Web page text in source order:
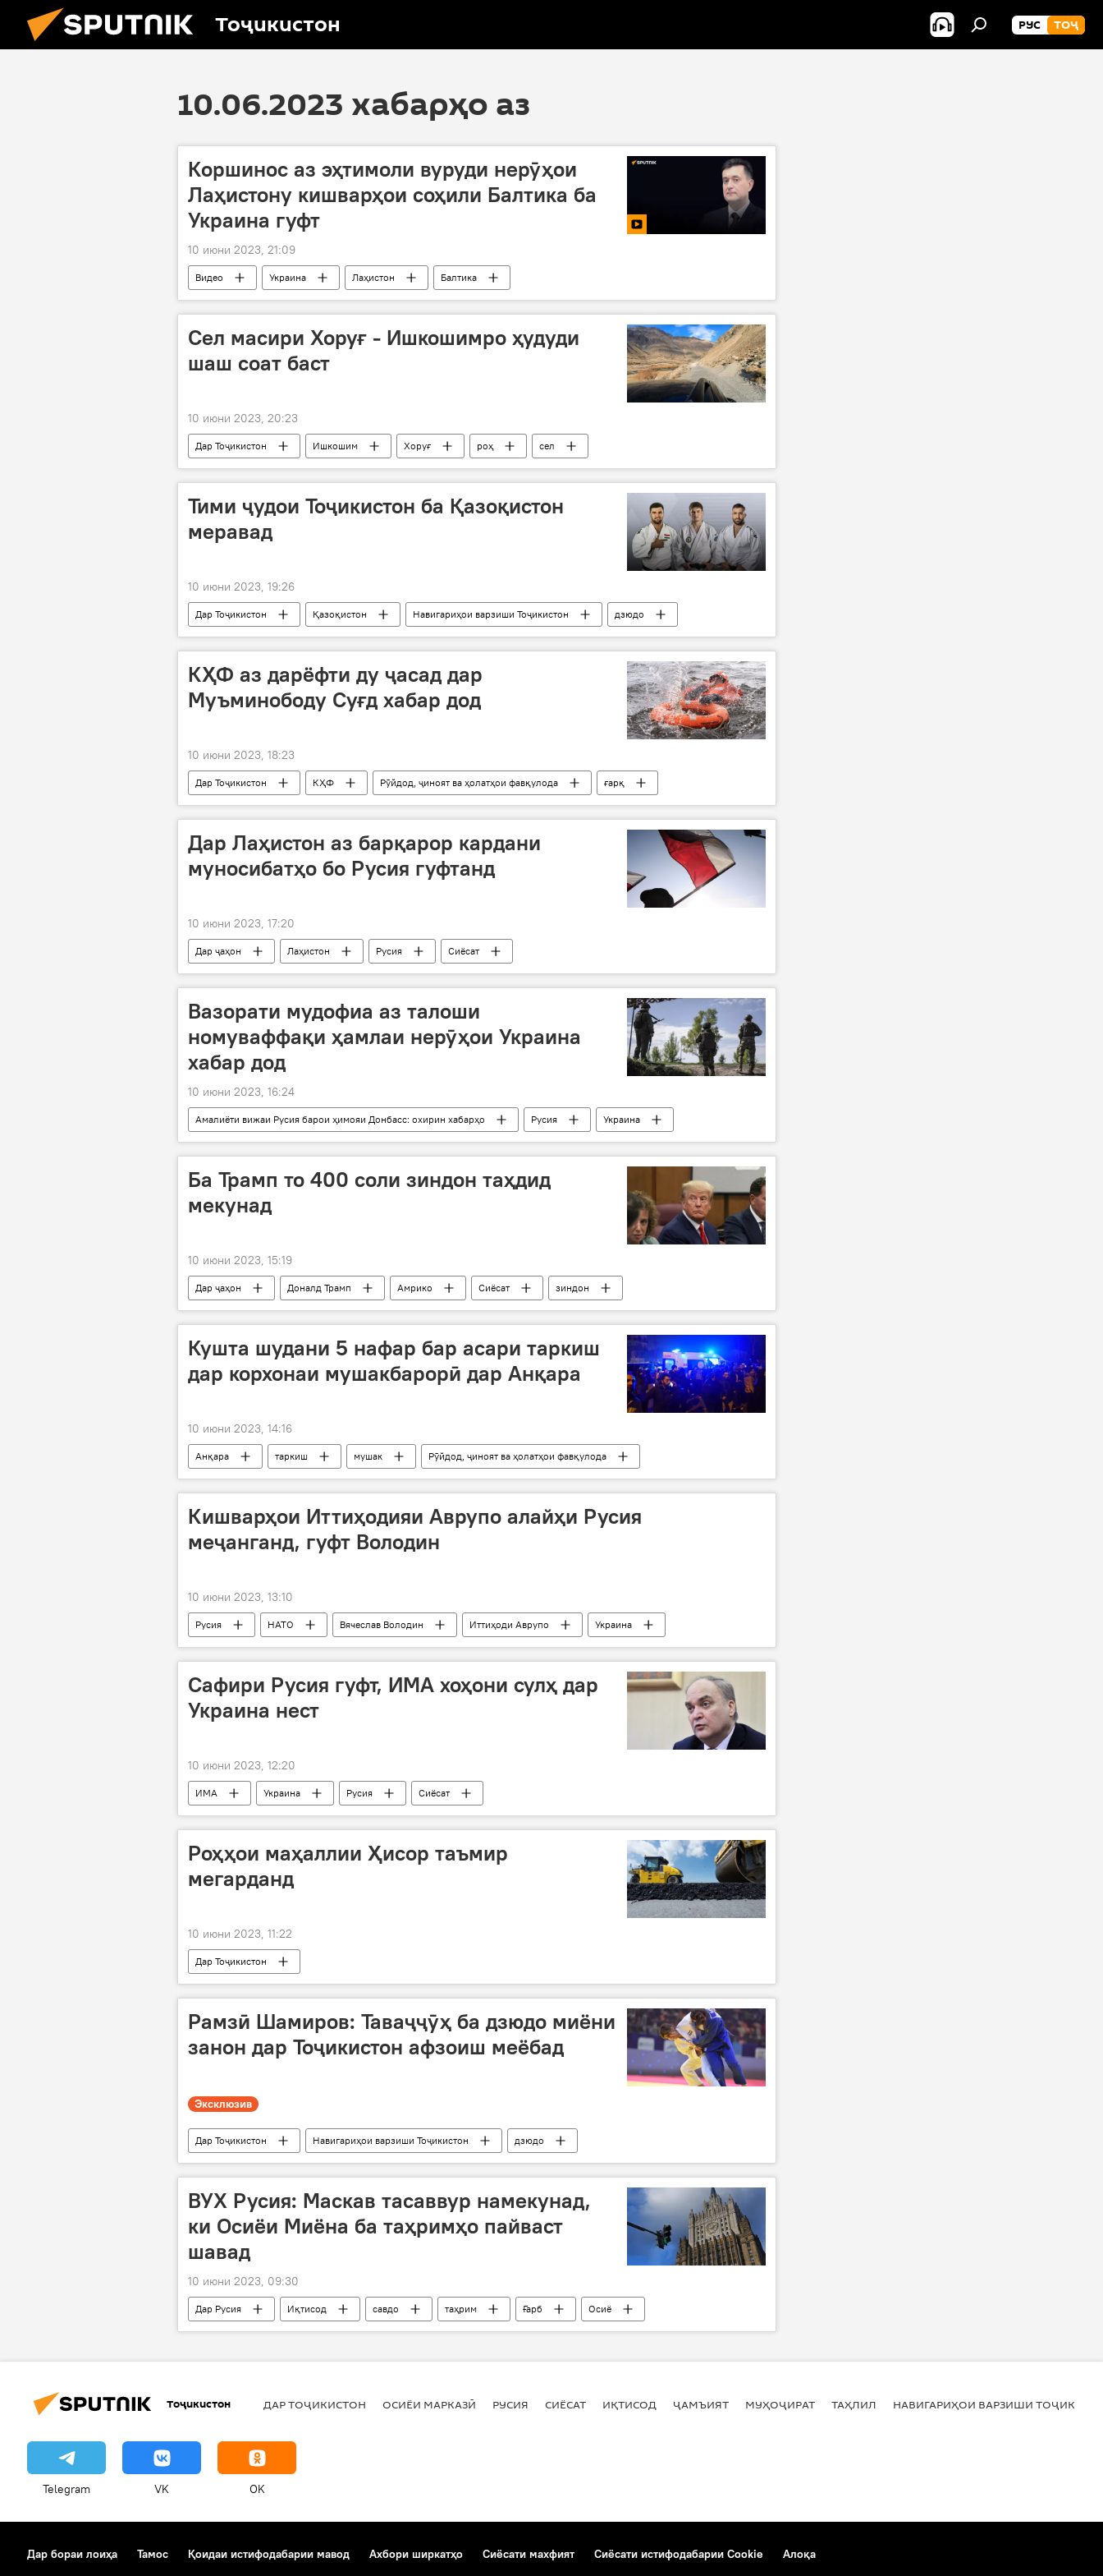
Тоҷикистон РУС ТОҶ
10.06.2023 хабарҳо аз
Коршинос аз эҳтимоли вуруди нерӯҳои
Лаҳистону кишварҳои соҳили Балтика ба
Украина гуфт
10 июни 2023, 21:09
Видео Украина Лаҳистон Балтика
Сел масири Хоруғ - Ишкошимро ҳудуди
шаш соат баст
10 июни 2023, 20:23
Дар Тоҷикистон Ишкошим Хоруғ роҳ
сел
Рӯйдод, ҷиноят ва ҳолатҳои фавқулода
Тими ҷудои Тоҷикистон ба Қазоқистон
меравад
10 июни 2023, 19:26
Дар Тоҷикистон Қазоқистон Навигариҳои варзиши Тоҷикистон дзюдо
КҲФ аз дарёфти ду ҷасад дар
Муъминободу Суғд хабар дод
10 июни 2023, 18:23
Дар Тоҷикистон КҲФ Рӯйдод, ҷиноят ва ҳолатҳои фавқулода ғарқ
Дар Лаҳистон аз барқарор кардани
муносибатҳо бо Русия гуфтанд
10 июни 2023, 17:20
Дар ҷаҳон Лаҳистон Русия Сиёсат
Вазорати мудофиа аз талоши
номуваффақи ҳамлаи нерӯҳои Украина
хабар дод
10 июни 2023, 16:24
Амалиёти вижаи Русия барои ҳимояи Донбасс: охирин хабарҳо Русия
Украина
амалиёти вижа
Амният ва мудофиа
Ба Трамп то 400 соли зиндон таҳдид
мекунад
10 июни 2023, 15:19
Дар ҷаҳон Доналд Трамп Амрико Сиёсат зиндон
Кушта шудани 5 нафар бар асари таркиш
дар корхонаи мушакбарорӣ дар Анқара
10 июни 2023, 14:16
Анқара таркиш мушак Рӯйдод, ҷиноят ва ҳолатҳои фавқулода
Кишварҳои Иттиҳодияи Аврупо алайҳи Русия
меҷанганд, гуфт Володин
10 июни 2023, 13:10
Русия НАТО Вячеслав Володин Иттиҳоди Аврупо Украина
Сафири Русия гуфт, ИМА хоҳони сулҳ дар
Украина нест
10 июни 2023, 12:20
ИМА Украина Русия Сиёсат
Роҳҳои маҳаллии Ҳисор таъмир
мегарданд
10 июни 2023, 11:22
Дар Тоҷикистон
Рамзӣ Шамиров: Таваҷҷӯҳ ба дзюдо миёни
занон дар Тоҷикистон афзоиш меёбад
Эксклюзив
Дар Тоҷикистон Навигариҳои варзиши Тоҷикистон дзюдо
ВУХ Русия: Маскав тасаввур намекунад,
ки Осиёи Миёна ба таҳримҳо пайваст
шавад
10 июни 2023, 09:30
Дар Русия Иқтисод савдо таҳрим Ғарб
Осиё
вазорат
хориҷӣ
Тоҷикистон ДАР ТОҶИКИСТОН ОСИЁИ МАРКАЗӢ РУСИЯ СИЁСАТ ИҚТИСОД ҶАМЪИЯТ МУҲОҶИРАТ ТАҲЛИЛ НАВИГАРИҲОИ ВАРЗИШИ
Telegram VK OK
Дар бораи лоиҳа Тамос Қоидаи истифодабарии мавод Ахбори ширкатҳо Сиёсати махфият Сиёсати истифодабарии Cookie Алоқа